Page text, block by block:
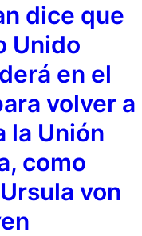
dice que
Unido
en el
volver a
la Unión
como
von